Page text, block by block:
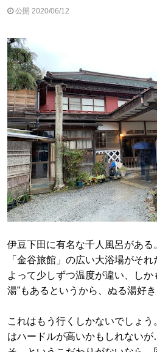
公開 2020/06/12
伊豆下田に有名な千人風呂がある
「金谷旅館」の広い大浴場がそ
よって少しずつ温度が違い、し
湯”もあるというから、ぬる湯好
これはもう行くしかないでしょ
はハードルが高いかもしれない